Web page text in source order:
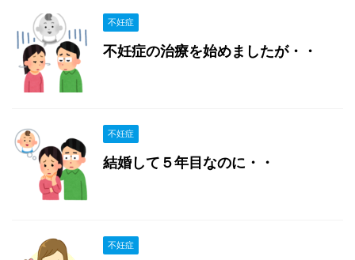
不妊症
不妊症の治療を始めましたが・・
不妊症
結婚して５年目なのに・・
不妊症